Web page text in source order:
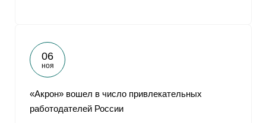
06
ноя
«Акрон» вошел в число привлекательных
работодателей России